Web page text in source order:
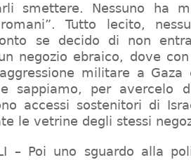
smettere. Nessuno ha
Tutto lecito,
se decido di non
negozio ebraico, dove
militare a
sappiamo, per avercelo
accessi sostenitori di
le vetrine degli stessi
– Poi uno sguardo alla